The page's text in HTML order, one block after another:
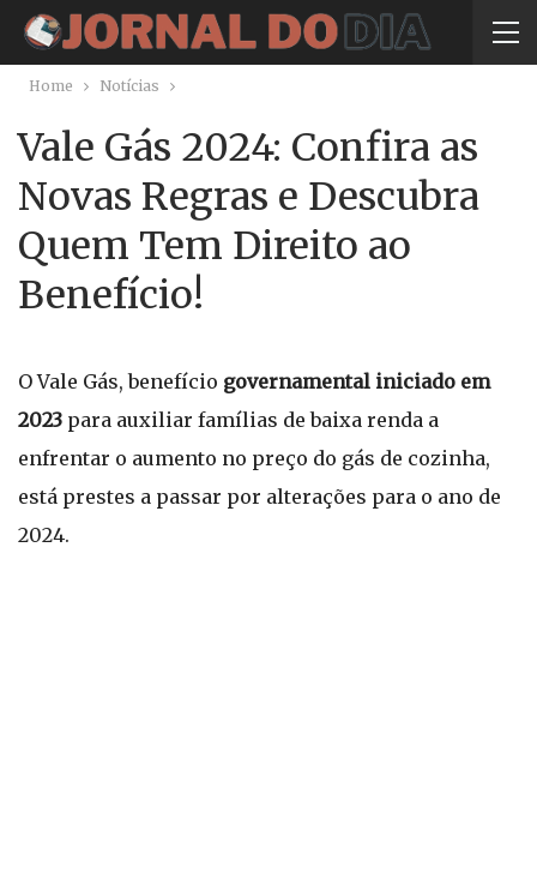
Home Notícias
Vale Gás 2024: Confira as
Novas Regras e Descubra
Quem Tem Direito ao
Benefício!
O Vale Gás, benefício governamental iniciado em
2023 para auxiliar famílias de baixa renda a
enfrentar o aumento no preço do gás de cozinha,
está prestes a passar por alterações para o ano de
2024.